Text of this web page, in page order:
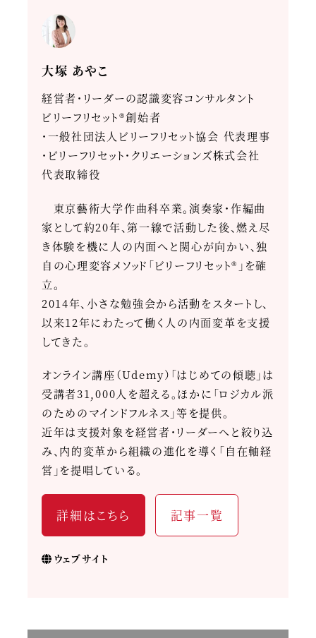
大塚 あやこ
経営者・リーダーの認識変容コンサルタント
ビリーフリセット®創始者
・一般社団法人ビリーフリセット協会 代表理事
・ビリーフリセット・クリエーションズ株式会社
代表取締役
東京藝術大学作曲科卒業。演奏家・作編曲
家として約20年、第一線で活動した後、燃え尽
き体験を機に人の内面へと関心が向かい、独
自の心理変容メソッド「ビリーフリセット®」を確
立。
2014年、小さな勉強会から活動をスタートし、
以来12年にわたって働く人の内面変革を支援
してきた。
オンライン講座（Udemy）「はじめての傾聴」は
受講者31,000人を超える。ほかに「ロジカル派
のためのマインドフルネス」等を提供。
近年は支援対象を経営者・リーダーへと絞り込
み、内的変革から組織の進化を導く「自在軸経
営」を提唱している。
詳細はこちら 記事一覧
ウェブサイト